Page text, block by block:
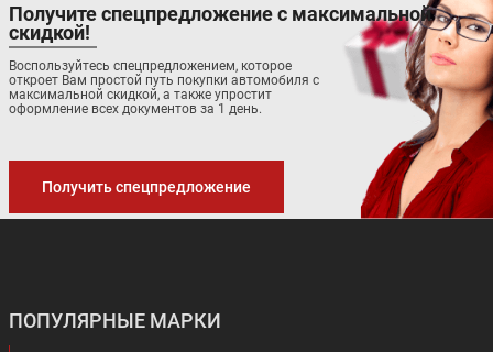
Цена от:
419 900 ₽
В кредит от:
Цена от:
3 675 000 ₽
MAZDA CX-5 NISSAN QASHQAI
Получите спецпредложение с максимальной
скидкой!
Воспользуйтесь спецпредложением, которое
откроет Вам простой путь покупки автомобиля с
максимальной скидкой, а также упростит
оформление всех документов за 1 день.
Получить спецпредложение
ПОПУЛЯРНЫЕ МАРКИ